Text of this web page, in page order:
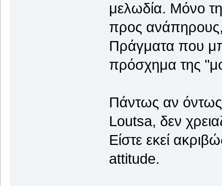
μελωδία. Μόνο
προς ανάπηρους,
Πράγματα που
πρόσχημα της
Πάντως αν όντως
Loutsa, δεν
Είστε εκεί
attitude.